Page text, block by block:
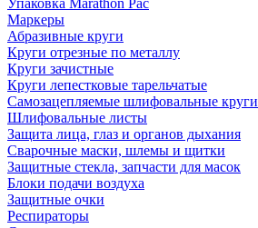
Упаковка Marathon Pac
Маркеры
Абразивные круги
Круги отрезные по металлу
Круги зачистные
Круги лепестковые тарельчатые
Самозацепляемые шлифовальные круги
Шлифовальные листы
Защита лица, глаз и органов дыхания
Сварочные маски, шлемы и щитки
Защитные стекла, запчасти для масок
Блоки подачи воздуха
Защитные очки
Респираторы